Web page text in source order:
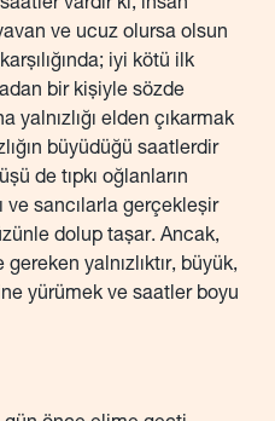
vardır ki, insan
ve ucuz olursa olsun
iyi kötü ilk
bir kişiyle sözde
yalnızlığı elden çıkarmak
büyüdüğü saatlerdir
de tıpkı oğlanların
ve sancılarla gerçekleşir
dolup taşar. Ancak,
yalnızlıktır, büyük,
yürümek ve saatler boyu